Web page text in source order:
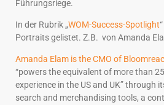
Führungsriege.
In der Rubrik „WOM-Success-Spotlight
Portraits gelistet. Z.B. von Amanda
Amanda Elam is the CMO of
“powers the equivalent of more than
experience in the US and UK” through
search and merchandising tools, a